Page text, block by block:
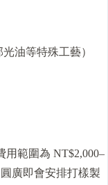
油等特殊工藝）
範圍為 NT$2,000–
廣即會安排打樣製